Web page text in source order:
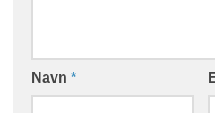
Navn *